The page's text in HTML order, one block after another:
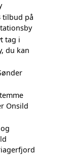
tilbud på
tag i
du kan
Onsild